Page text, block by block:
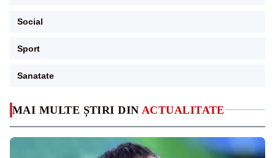
MAI MULTE ȘTIRI DIN ACTUALITATE
Social
Sport
Sanatate